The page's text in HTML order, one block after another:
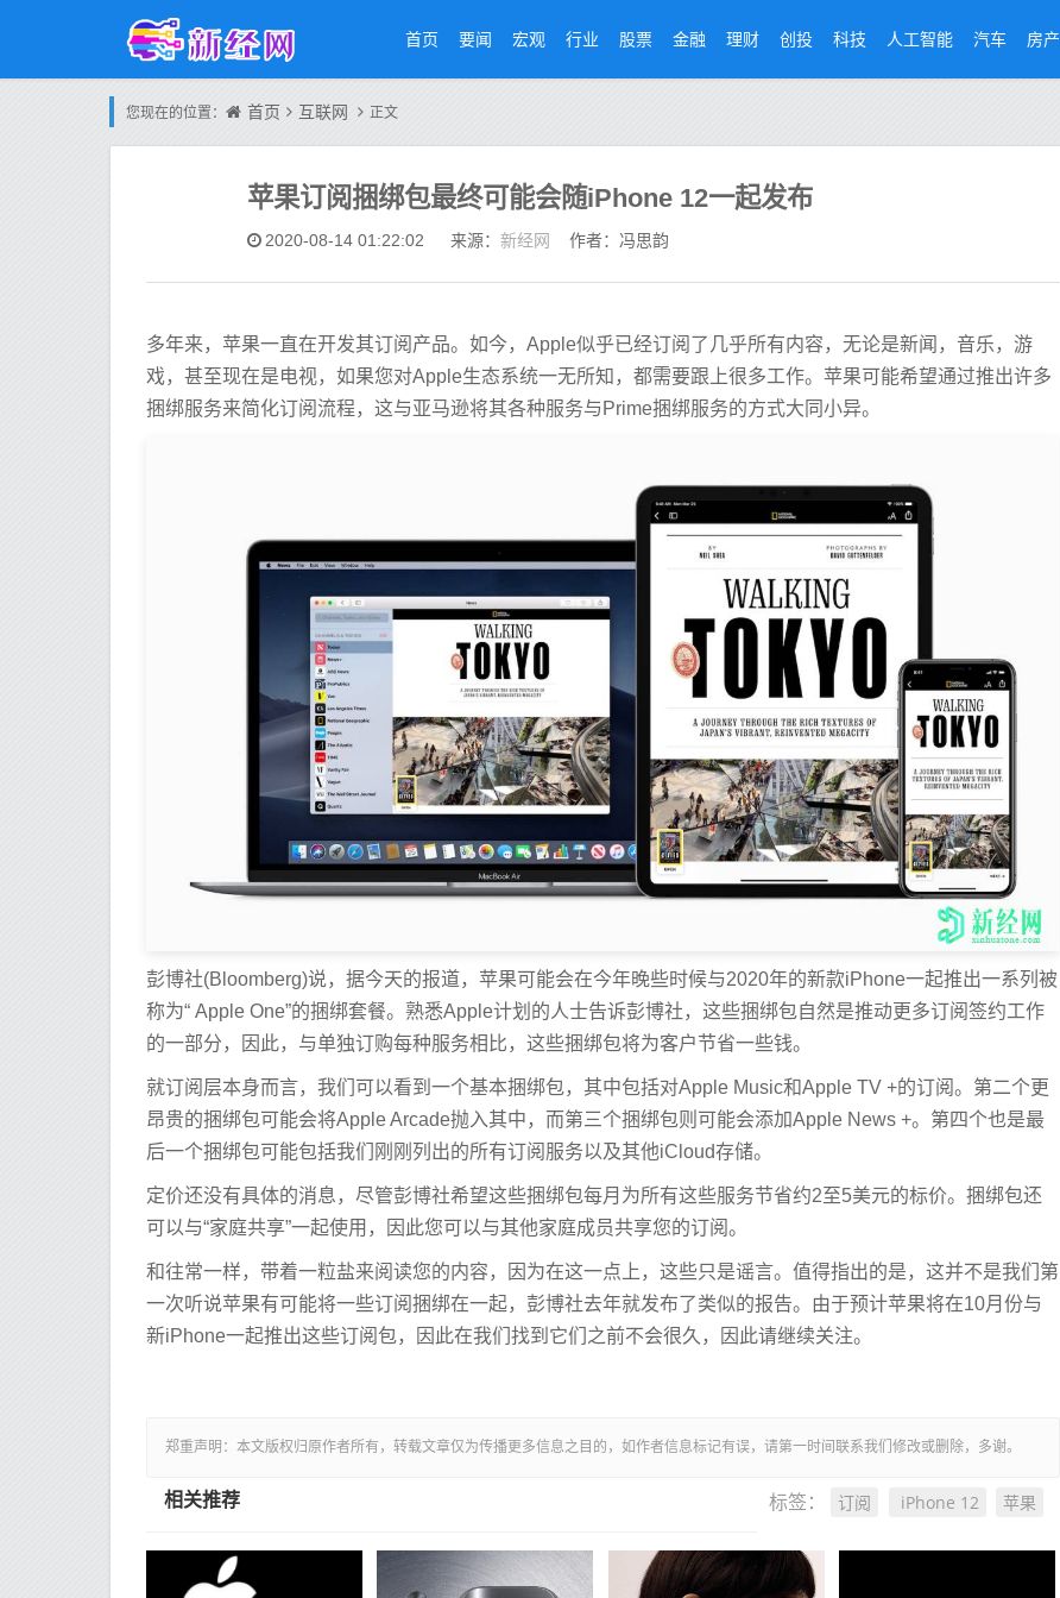
首页 要闻 宏观 行业 股票 金融 理财 创投 科技 人工智能 汽车 房产
您现在的位置： 首页 互联网 正文
苹果订阅捆绑包最终可能会随iPhone 12一起发布
2020-08-14 01:22:02 来源： 新经网 作者：冯思韵
多年来，苹果一直在开发其订阅产品。如今，Apple似乎已经订阅了几乎所有内容，无论是新闻，音乐，游
戏，甚至现在是电视，如果您对Apple生态系统一无所知，都需要跟上很多工作。苹果可能希望通过推出许多
捆绑服务来简化订阅流程，这与亚马逊将其各种服务与Prime捆绑服务的方式大同小异。
彭博社(Bloomberg)说，据今天的报道，苹果可能会在今年晚些时候与2020年的新款iPhone一起推出一系列被
称为“ Apple One”的捆绑套餐。熟悉Apple计划的人士告诉彭博社，这些捆绑包自然是推动更多订阅签约工作
的一部分，因此，与单独订购每种服务相比，这些捆绑包将为客户节省一些钱。
就订阅层本身而言，我们可以看到一个基本捆绑包，其中包括对Apple Music和Apple TV +的订阅。第二个更
昂贵的捆绑包可能会将Apple Arcade抛入其中，而第三个捆绑包则可能会添加Apple News +。第四个也是最
后一个捆绑包可能包括我们刚刚列出的所有订阅服务以及其他iCloud存储。
定价还没有具体的消息，尽管彭博社希望这些捆绑包每月为所有这些服务节省约2至5美元的标价。捆绑包还
可以与“家庭共享”一起使用，因此您可以与其他家庭成员共享您的订阅。
和往常一样，带着一粒盐来阅读您的内容，因为在这一点上，这些只是谣言。值得指出的是，这并不是我们第
一次听说苹果有可能将一些订阅捆绑在一起，彭博社去年就发布了类似的报告。由于预计苹果将在10月份与
新iPhone一起推出这些订阅包，因此在我们找到它们之前不会很久，因此请继续关注。
郑重声明：本文版权归原作者所有，转载文章仅为传播更多信息之目的，如作者信息标记有误，请第一时间联系我们修改或删除，多谢。
标签： 订阅 iPhone 12 苹果
相关推荐